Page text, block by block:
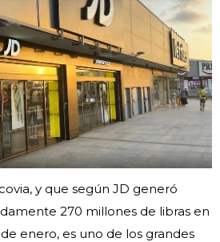
y que según JD generó
270 millones de libras en
enero, es uno de los grandes